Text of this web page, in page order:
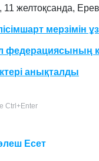
желтоқсанда,
мерзімін
федерациясының
анықталды
Ctrl+Enter
Есет